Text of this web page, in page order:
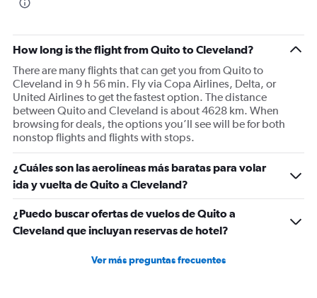
How long is the flight from Quito to Cleveland?
There are many flights that can get you from Quito to
Cleveland in 9 h 56 min. Fly via Copa Airlines, Delta, or
United Airlines to get the fastest option. The distance
between Quito and Cleveland is about 4628 km. When
browsing for deals, the options you’ll see will be for both
nonstop flights and flights with stops.
¿Cuáles son las aerolíneas más baratas para volar
ida y vuelta de Quito a Cleveland?
¿Puedo buscar ofertas de vuelos de Quito a
Cleveland que incluyan reservas de hotel?
Ver más preguntas frecuentes